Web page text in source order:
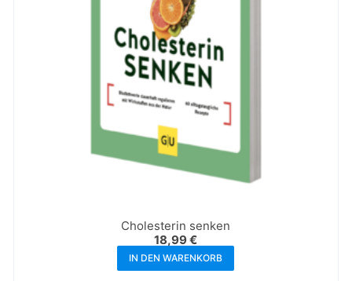
Cholesterin senken
18,99€
IN DEN WARENKORB